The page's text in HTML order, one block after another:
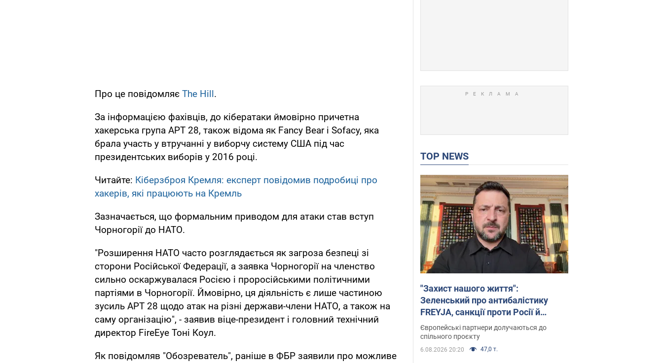
Про це повідомляє The Hill.
За інформацією фахівців, до кібератаки ймовірно причетна
хакерська група APT 28, також відома як Fancy Bear і Sofacy, яка
брала участь у втручанні у виборчу систему США під час
президентських виборів у 2016 році.
Читайте: Кіберзброя Кремля: експерт повідомив подробиці про
хакерів, які працюють на Кремль
Зазначається, що формальним приводом для атаки став вступ
Чорногорії до НАТО.
"Розширення НАТО часто розглядається як загроза безпеці зі
сторони Російської Федерації, а заявка Чорногорії на членство
сильно оскаржувалася Росією і проросійськими політичними
партіями в Чорногорії. Ймовірно, ця діяльність є лише частиною
зусиль APT 28 щодо атак на різні держави-члени НАТО, а також на
саму організацію", - заявив віце-президент і головний технічний
директор FireEye Тоні Коул.
Як повідомляв "Обозреватель", раніше в ФБР заявили про можливе
TOP NEWS
"Захист нашого життя":
Зеленський про антибалістику
FREYJA, санкції проти Росії й
підтримку аграріїв. Відео
Європейські партнери долучаються до
спільного проєкту
6.08.2026 20:20 47,0 т.